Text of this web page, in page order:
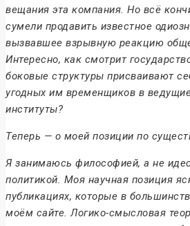
вещания эта компания. Но всё
сумели продавить известное
вызвавшее взрывную реакцию
Интересно, как смотрит
боковые структуры присваивают
угодных им временщиков в
институты?
Теперь — о моей позиции по
Я занимаюсь философией, а не
политикой. Моя научная позиция
публикациях, которые в
моём сайте. Логико-смысловая